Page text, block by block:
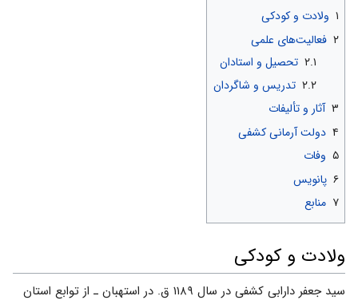
۱ ولادت و کودکی
۲ فعالیت‌های علمی
۲.۱ تحصیل و استادان
۲.۲ تدریس و شاگردان
۳ آثار و تألیفات
۴ دولت آرمانی کشفی
۵ وفات
۶ پانویس
۷ منابع
ولادت و کودکی
سید جعفر دارابی کشفی در سال ۱۱۸۹ ق. در استهبان ـ از توابع استان